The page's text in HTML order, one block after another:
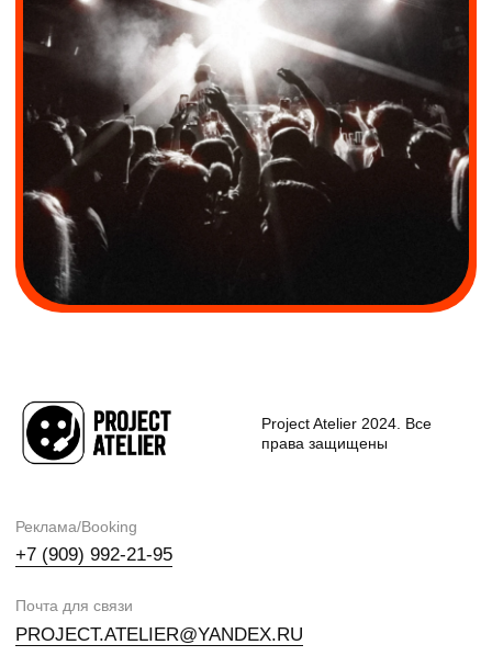
дней – 0%;
Особые случаи - возвращается 100% стоимости
билета:- болезнь (при документальном
подтверждении медицинской организацией);- смерть
члена семьи или близкого родственника (перечень
близких родственников определяется в соответствии
с Семейным Кодексом РФ; родство нужно
подтвердить документально; необходимо
предоставить свидетельство о смерти).
По вопросам возврата: Project.atelier@yandex.ru